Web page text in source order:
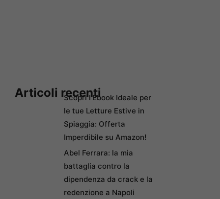
Articoli recentiScopri l’Ebook Ideale per
le tue Letture Estive in
Spiaggia: Offerta
Imperdibile su Amazon!
Abel Ferrara: la mia
battaglia contro la
dipendenza da crack e la
redenzione a Napoli